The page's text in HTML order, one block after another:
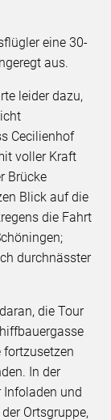
eine 30-
aus.
leider dazu,
Cecilienhof
voller Kraft
Brücke
Blick auf die
die Fahrt
durchnässter
die Tour
fortzusetzen
In der
Infoladen und
Ortsgruppe,